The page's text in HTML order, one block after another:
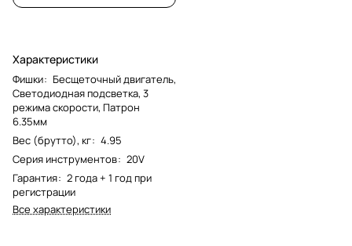
Характеристики
Фишки: Бесщеточный двигатель,
Светодиодная подсветка, 3
режима скорости, Патрон
6.35мм
Вес (брутто), кг: 4.95
Серия инструментов: 20V
Гарантия: 2 года + 1 год при
регистрации
Все характеристики